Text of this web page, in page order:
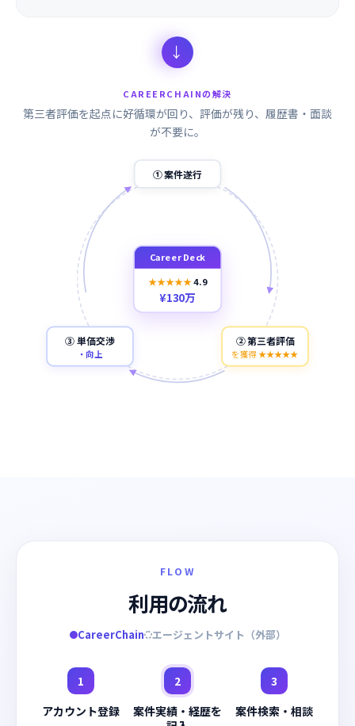
→
CAREERCHAINの解決
第三者評価を起点に好循環が回り、評価が残り、履歴書・面談
が不要に。
Career Deck
★★★★★4.9
¥130万
① 案件遂行
② 第三者評価
を獲得 ★★★★★
③ 単価交渉
・向上
FLOW
利用の流れ
CareerChain エージェントサイト（外部）
1
アカウント登録
2
案件実績・経歴を
3
案件検索・相談